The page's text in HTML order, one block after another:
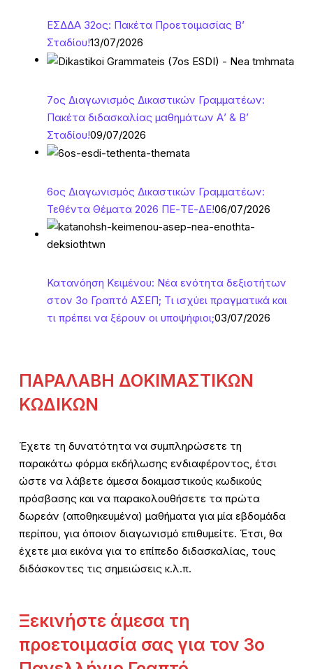
ΕΣΔΔΑ 32ος: Πακέτα Προετοιμασίας Β’
Σταδίου!13/07/2026
7ος Διαγωνισμός Δικαστικών Γραμματέων:
Πακέτα διδασκαλίας μαθημάτων Α’ & Β’
Σταδίου!09/07/2026
6ος Διαγωνισμός Δικαστικών Γραμματέων:
Τεθέντα Θέματα 2026 ΠΕ-ΤΕ-ΔΕ!06/07/2026
Κατανόηση Κειμένου: Νέα ενότητα δεξιοτήτων
στον 3ο Γραπτό ΑΣΕΠ; Τι ισχύει πραγματικά και
τι πρέπει να ξέρουν οι υποψήφιοι;03/07/2026
ΠΑΡΑΛΑΒΗ ΔΟΚΙΜΑΣΤΙΚΩΝ
ΚΩΔΙΚΩΝ
Έχετε τη δυνατότητα να συμπληρώσετε τη
παρακάτω φόρμα εκδήλωσης ενδιαφέροντος, έτσι
ώστε να λάβετε άμεσα δοκιμαστικούς κωδικούς
πρόσβασης και να παρακολουθήσετε τα πρώτα
δωρεάν (αποθηκευμένα) μαθήματα για μία εβδομάδα
περίπου, για όποιον διαγωνισμό επιθυμείτε. Έτσι, θα
έχετε μια εικόνα για το επίπεδο διδασκαλίας, τους
διδάσκοντες τις σημειώσεις κ.λ.π.
Ξεκινήστε άμεσα τη
προετοιμασία σας για τον 3ο